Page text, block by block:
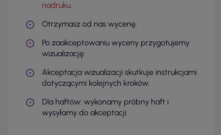
nadruku.
Otrzymasz od nas wycenę.
Po zaakceptowaniu wyceny przygotujemy
wizualizację.
Akceptacja wizualizacji skutkuje instrukcjami
dotyczącymi kolejnych kroków.
Dla haftów: wykonamy próbny haft i
wysyłamy do akceptacji.